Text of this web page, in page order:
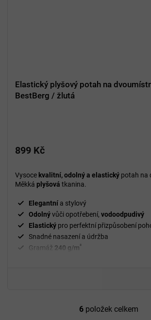
Elastický plyšový potah na
BestBerg / žlutá
899 Kč
Vysoce kvalitní, odolný a elastický potah na
Měkká plyšová tkanina.
Elegantní a stylový
Odolnývůči opotřebení, vodoodpudivý
Elastický pro perfektní přizpůsobení
Snadné nasazení a údržba
Gramáž 240 g/m²
O
6 položek celkem